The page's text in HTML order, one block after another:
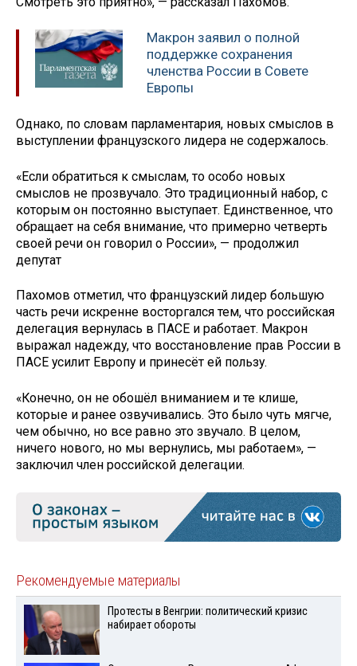
Макрон заявил о полной
поддержке сохранения
членства России в Совете
Европы
Однако, по словам парламентария, новых смыслов в
выступлении французского лидера не содержалось.
«Если обратиться к смыслам, то особо новых
смыслов не прозвучало. Это традиционный набор, с
которым он постоянно выступает. Единственное, что
обращает на себя внимание, что примерно четверть
своей речи он говорил о России», — продолжил
депутат
Пахомов отметил, что французский лидер большую
часть речи искренне восторгался тем, что российская
делегация вернулась в ПАСЕ и работает. Макрон
выражал надежду, что восстановление прав России в
ПАСЕ усилит Европу и принесёт ей пользу.
«Конечно, он не обошёл вниманием и те клише,
которые и ранее озвучивались. Это было чуть мягче,
чем обычно, но все равно это звучало. В целом,
ничего нового, но мы вернулись, мы работаем», —
заключил член российской делегации.
Рекомендуемые материалы
Протесты в Венгрии: политический кризис
набирает обороты